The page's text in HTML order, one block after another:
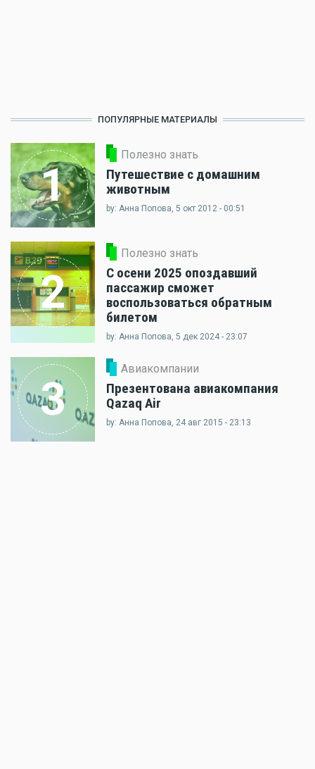
ПОПУЛЯРНЫЕ МАТЕРИАЛЫ
1
Полезно знать
Путешествие с домашним
животным
by: Анна Попова, 5 окт 2012 - 00:51
2
Полезно знать
С осени 2025 опоздавший
пассажир сможет
воспользоваться обратным
билетом
by: Анна Попова, 5 дек 2024 - 23:07
3
Авиакомпании
Презентована авиакомпания
Qazaq Air
by: Анна Попова, 24 авг 2015 - 23:13